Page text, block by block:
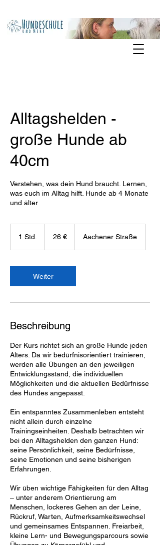
Alltagshelden -
große Hunde ab
40cm
Verstehen, was dein Hund braucht. Lernen,
was euch im Alltag hilft. Hunde ab 4 Monate
und älter
1 Std.
d
26 € Aachener Straße
Weiter
Beschreibung
Der Kurs richtet sich an große Hunde jeden
Alters. Da wir bedürfnisorientiert trainieren,
werden alle Übungen an den jeweiligen
Entwicklungsstand, die individuellen
Möglichkeiten und die aktuellen Bedürfnisse
des Hundes angepasst.
Ein entspanntes Zusammenleben entsteht
nicht allein durch einzelne
Trainingseinheiten. Deshalb betrachten wir
bei den Alltagshelden den ganzen Hund:
seine Persönlichkeit, seine Bedürfnisse,
seine Emotionen und seine bisherigen
Erfahrungen.
Wir üben wichtige Fähigkeiten für den Alltag
– unter anderem Orientierung am
Menschen, lockeres Gehen an der Leine,
Rückruf, Warten, Aufmerksamkeitswechsel
und gemeinsames Entspannen. Freiarbeit,
kleine Lern- und Bewegungsparcours sowie